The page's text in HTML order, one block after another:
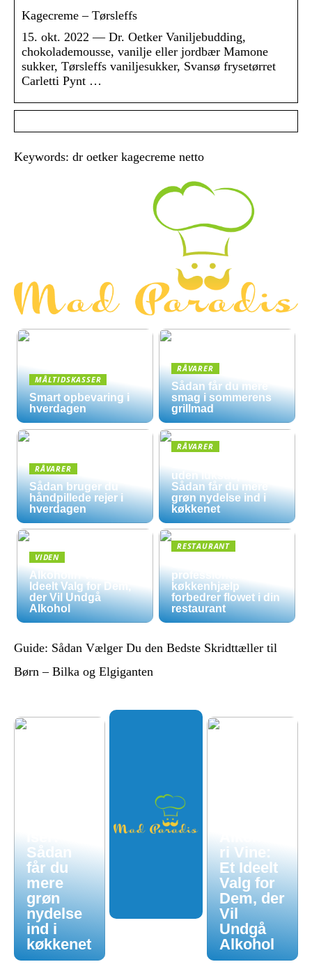
Kagecreme – Tørsleffs
15. okt. 2022 — Dr. Oetker Vaniljebudding,
chokolademousse, vanilje eller jordbær Mamone
sukker, Tørsleffs vaniljesukker, Svansø frysetørret
Carletti Pynt …
Keywords: dr oetker kagecreme netto
MÅLTIDSKASSER
Smart opbevaring i
hverdagen
RÅVARER
Sådan får du mere
smag i sommerens
grillmad
RÅVARER
Sådan bruger du
håndpillede rejer i
hverdagen
RÅVARER
uden luksuspriser:
Sådan får du mere
grøn nydelse ind i
køkkenet
VIDEN
Alkoholfri Vine: Et
Ideelt Valg for Dem,
der Vil Undgå
Alkohol
RESTAURANT
professionel
køkkenhjælp
forbedrer flowet i din
restaurant
Guide: Sådan Vælger Du den Bedste Skridttæller til
Børn – Bilka og Elgiganten
Sådan
får du
mere
grøn
nydelse
ind i
køkkenet
ri Vine:
Et Ideelt
Valg for
Dem, der
Vil
Undgå
Alkohol